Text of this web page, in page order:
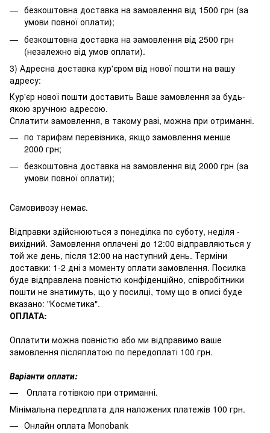
безкоштовна доставка на замовлення від 1500 грн (за
умови повної оплати);
безкоштовна доставка на замовлення від 2500 грн
(незалежно від умов оплати).
3) Адресна доставка кур'єром від нової пошти на вашу
адресу:
Кур'єр нової пошти доставить Ваше замовлення за будь-
якою зручною адресою.
Сплатити замовлення, в такому разі, можна при отриманні.
по тарифам перевізника, якщо замовлення менше
2000 грн;
безкоштовна доставка на замовлення від 2000 грн (за
умови повної оплати);
Самовивозу немає.
Відправки здійснюються з понеділка по суботу, неділя -
вихідний. Замовлення оплачені до 12:00 відправляються у
той же день, після 12:00 на наступний день. Терміни
доставки: 1-2 дні з моменту оплати замовлення. Посилка
буде відправлена повністю конфіденційно, співробітники
пошти не знатимуть, що у посилці, тому що в описі буде
вказано: "Косметика".
ОПЛАТА:
Оплатити можна повністю або ми відправимо ваше
замовлення післяплатою по передоплаті 100 грн.
Варіанти оплати:
Оплата готівкою при отриманні.
Мінімальна передплата для наложених платежів 100 грн.
Онлайн оплата Monobank